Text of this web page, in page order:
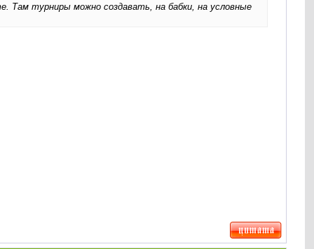
Там турниры можно создавать, на бабки, на условные